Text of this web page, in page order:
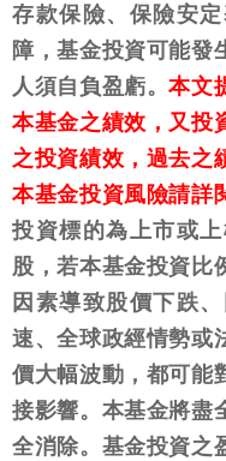
存款保險、保險安
障，基金投資可能發
人須自負盈虧。本文
本基金之績效，又投
之投資績效，過去之
本基金投資風險請詳
投資標的為上市或
股，若本基金投資比
因素導致股價下跌
速、全球政經情勢或
價大幅波動，都可能
接影響。本基金將盡
全消除。基金投資之